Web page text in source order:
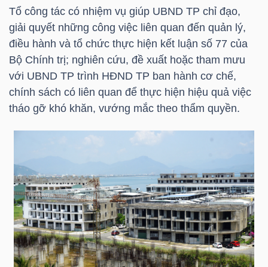
Tổ công tác có nhiệm vụ giúp UBND TP chỉ đạo,
giải quyết những công việc liên quan đến quản lý,
điều hành và tổ chức thực hiện kết luận số 77 của
Bộ Chính trị; nghiên cứu, đề xuất hoặc tham mưu
với UBND TP trình HĐND TP ban hành cơ chế,
chính sách có liên quan để thực hiện hiệu quả việc
tháo gỡ khó khăn, vướng mắc theo thẩm quyền.
KINH
ĐÔNG
DƯƠNG